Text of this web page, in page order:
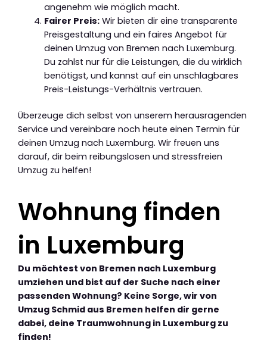
angenehm wie möglich macht.
Fairer Preis:Wir bieten dir eine transparente
Preisgestaltung und ein faires Angebot für
deinen Umzug von Bremen nach Luxemburg.
Du zahlst nur für die Leistungen, die du wirklich
benötigst, und kannst auf ein unschlagbares
Preis-Leistungs-Verhältnis vertrauen.
Überzeuge dich selbst von unserem herausragenden
Service und vereinbare noch heute einen Termin für
deinen Umzug nach Luxemburg. Wir freuen uns
darauf, dir beim reibungslosen und stressfreien
Umzug zu helfen!
Wohnung finden
in Luxemburg
Du möchtest von Bremen nach Luxemburg
umziehen und bist auf der Suche nach einer
passenden Wohnung? Keine Sorge, wir von
Umzug Schmid aus Bremen helfen dir gerne
dabei, deine Traumwohnung in Luxemburg zu
finden!